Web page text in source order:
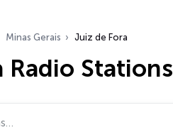
Minas Gerais Juiz de Fora
Radio Stations